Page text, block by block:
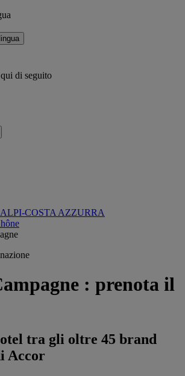
di seguito
COSTA AZZURRA
: prenota il
tra gli oltre 45 brand
Accor